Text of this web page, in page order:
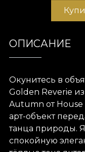
ОПИСАНИЕ
Окунитесь в
Golden Reverie
Autumn от House
арт-объект
танца природы.
спокойную